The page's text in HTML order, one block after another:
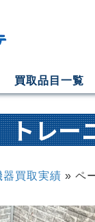
買取品目一覧
トレー
器買取実績 » ペ